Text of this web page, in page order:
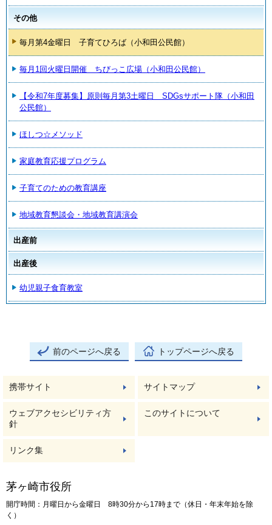
その他
毎月第4金曜日 子育てひろば（小和田公民館）
毎月1回火曜日開催 ちびっこ広場（小和田公民館）
【令和7年度募集】原則毎月第3土曜日 SDGsサポート隊（小和田
公民館）
ほしつ☆メソッド
家庭教育応援プログラム
子育てのための教育講座
地域教育懇談会・地域教育講演会
出産前
出産後
幼児親子食育教室
前のページへ戻る トップページへ戻る
携帯サイト サイトマップ
ウェブアクセシビリティ方
針
このサイトについて
リンク集
茅ヶ崎市役所
開庁時間：月曜日から金曜日 8時30分から17時まで（休日・年末年始を除
く）